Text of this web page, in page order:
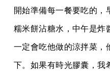
開始準備每一餐要吃的，
糯米餅沾糖水，中午是炸
一定會吃他做的涼拌菜，
下。如果有時光膠囊，我